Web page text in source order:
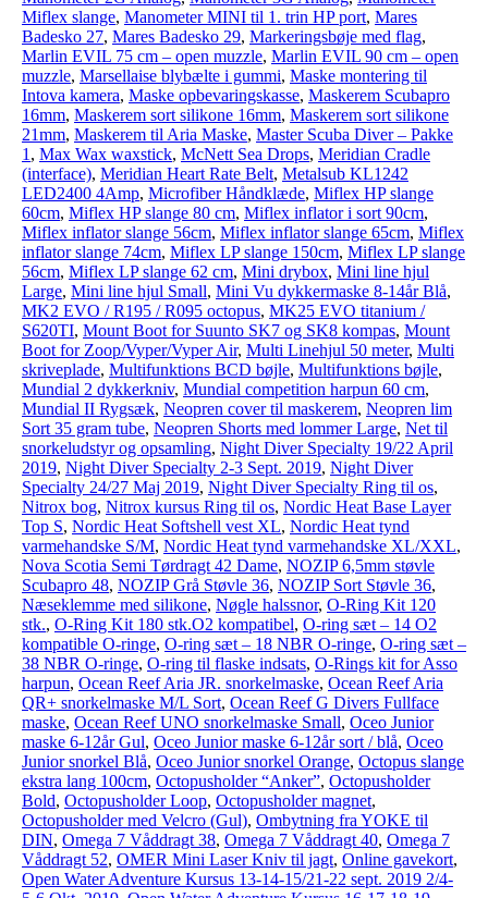
Miflex slange, Manometer MINI til 1. trin HP port, Mares
Badesko 27, Mares Badesko 29, Markeringsbøje med flag,
Marlin EVIL 75 cm – open muzzle, Marlin EVIL 90 cm – open
muzzle, Marsellaise blybælte i gummi, Maske montering til
Intova kamera, Maske opbevaringskasse, Maskerem Scubapro
16mm, Maskerem sort silikone 16mm, Maskerem sort silikone
21mm, Maskerem til Aria Maske, Master Scuba Diver – Pakke
1 , Max Wax waxstick, McNett Sea Drops, Meridian Cradle
(interface), Meridian Heart Rate Belt, Metalsub KL1242
LED2400 4Amp, Microfiber Håndklæde, Miflex HP slange
60cm, Miflex HP slange 80 cm, Miflex inflator i sort 90cm,
Miflex inflator slange 56cm, Miflex inflator slange 65cm, Miflex
inflator slange 74cm, Miflex LP slange 150cm, Miflex LP slange
56cm, Miflex LP slange 62 cm, Mini drybox, Mini line hjul
Large, Mini line hjul Small, Mini Vu dykkermaske 8-14år Blå,
MK2 EVO / R195 / R095 octopus, MK25 EVO titanium /
S620TI, Mount Boot for Suunto SK7 og SK8 kompas, Mount
Boot for Zoop/Vyper/Vyper Air, Multi Linehjul 50 meter, Multi
skriveplade, Multifunktions BCD bøjle, Multifunktions bøjle,
Mundial 2 dykkerkniv, Mundial competition harpun 60 cm,
Mundial II Rygsæk, Neopren cover til maskerem, Neopren lim
Sort 35 gram tube, Neopren Shorts med lommer Large, Net til
snorkeludstyr og opsamling, Night Diver Specialty 19/22 April
2019, Night Diver Specialty 2-3 Sept. 2019, Night Diver
Specialty 24/27 Maj 2019, Night Diver Specialty Ring til os,
Nitrox bog, Nitrox kursus Ring til os, Nordic Heat Base Layer
Top S, Nordic Heat Softshell vest XL, Nordic Heat tynd
varmehandske S/M, Nordic Heat tynd varmehandske XL/XXL,
Nova Scotia Semi Tørdragt 42 Dame, NOZIP 6,5mm støvle
Scubapro 48, NOZIP Grå Støvle 36, NOZIP Sort Støvle 36,
Næseklemme med silikone, Nøgle halssnor, O-Ring Kit 120
stk., O-Ring Kit 180 stk.O2 kompatibel, O-ring sæt – 14 O2
kompatible O-ringe, O-ring sæt – 18 NBR O-ringe, O-ring sæt –
38 NBR O-ringe, O-ring til flaske indsats, O-Rings kit for Asso
harpun, Ocean Reef Aria JR. snorkelmaske, Ocean Reef Aria
QR+ snorkelmaske M/L Sort, Ocean Reef G Divers Fullface
maske, Ocean Reef UNO snorkelmaske Small, Oceo Junior
maske 6-12år Gul, Oceo Junior maske 6-12år sort / blå, Oceo
Junior snorkel Blå, Oceo Junior snorkel Orange, Octopus slange
ekstra lang 100cm, Octopusholder “Anker”, Octopusholder
Bold, Octopusholder Loop, Octopusholder magnet,
Octopusholder med Velcro (Gul), Ombytning fra YOKE til
DIN, Omega 7 Våddragt 38, Omega 7 Våddragt 40, Omega 7
Våddragt 52, OMER Mini Laser Kniv til jagt, Online gavekort,
Open Water Adventure Kursus 13-14-15/21-22 sept. 2019 2/4-